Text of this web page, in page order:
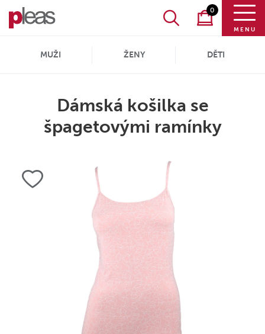
0
MENU
MUŽI ŽENY DĚTI
Dámská košilka se
špagetovými ramínky